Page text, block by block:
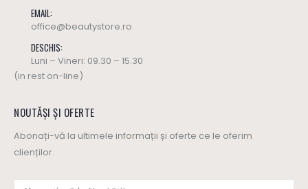
EMAIL:
office@beautystore.ro
DESCHIS:
Luni – Vineri: 09.30 – 15.30
(in rest on-line)
NOUTĂȘI ȘI OFERTE
Abonați-vă la ultimele informații și oferte ce le oferim
clienților.